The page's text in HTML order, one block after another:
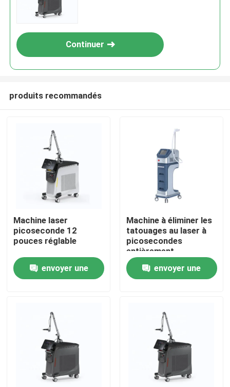
Produits
Continuer
produits recommandés
Machine laser
picoseconde 12
pouces réglable
envoyer une
Machine à éliminer les
tatouages au laser à
picosecondes
entièrement
personnalisable
envoyer une